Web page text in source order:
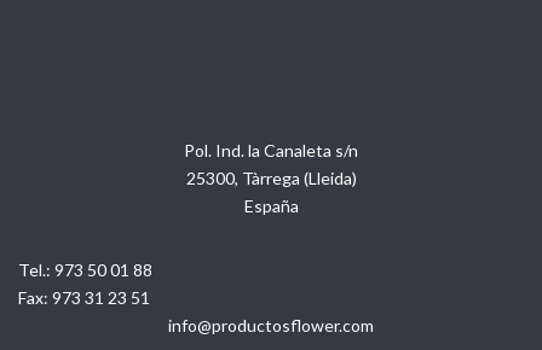
Pol. Ind. la Canaleta s/n
25300, Tàrrega (Lleida)
España
Tel.: 973 50 01 88
Fax: 973 31 23 51
info@productosflower.com